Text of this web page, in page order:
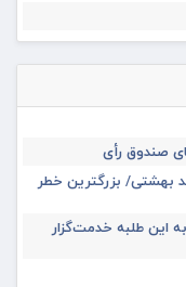
صندوق رأی
بهشتی/ بزرگترین خطر
این طلبه خدمت‌گزار